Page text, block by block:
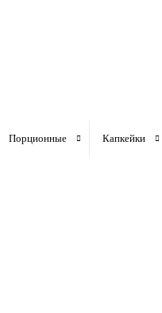
Порционные Капкейки